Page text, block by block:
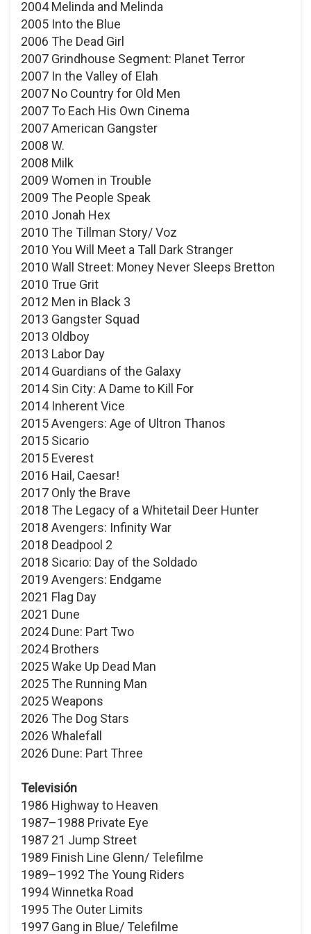
2004 Melinda and Melinda
2005 Into the Blue
2006 The Dead Girl
2007 Grindhouse Segment: Planet Terror
2007 In the Valley of Elah
2007 No Country for Old Men
2007 To Each His Own Cinema
2007 American Gangster
2008 W.
2008 Milk
2009 Women in Trouble
2009 The People Speak
2010 Jonah Hex
2010 The Tillman Story/ Voz
2010 You Will Meet a Tall Dark Stranger
2010 Wall Street: Money Never Sleeps Bretton
2010 True Grit
2012 Men in Black 3
2013 Gangster Squad
2013 Oldboy
2013 Labor Day
2014 Guardians of the Galaxy
2014 Sin City: A Dame to Kill For
2014 Inherent Vice
2015 Avengers: Age of Ultron Thanos
2015 Sicario
2015 Everest
2016 Hail, Caesar!
2017 Only the Brave
2018 The Legacy of a Whitetail Deer Hunter
2018 Avengers: Infinity War
2018 Deadpool 2
2018 Sicario: Day of the Soldado
2019 Avengers: Endgame
2021 Flag Day
2021 Dune
2024 Dune: Part Two
2024 Brothers
2025 Wake Up Dead Man
2025 The Running Man
2025 Weapons
2026 The Dog Stars
2026 Whalefall
2026 Dune: Part Three
Televisión
1986 Highway to Heaven
1987–1988 Private Eye
1987 21 Jump Street
1989 Finish Line Glenn/ Telefilme
1989–1992 The Young Riders
1994 Winnetka Road
1995 The Outer Limits
1997 Gang in Blue/ Telefilme